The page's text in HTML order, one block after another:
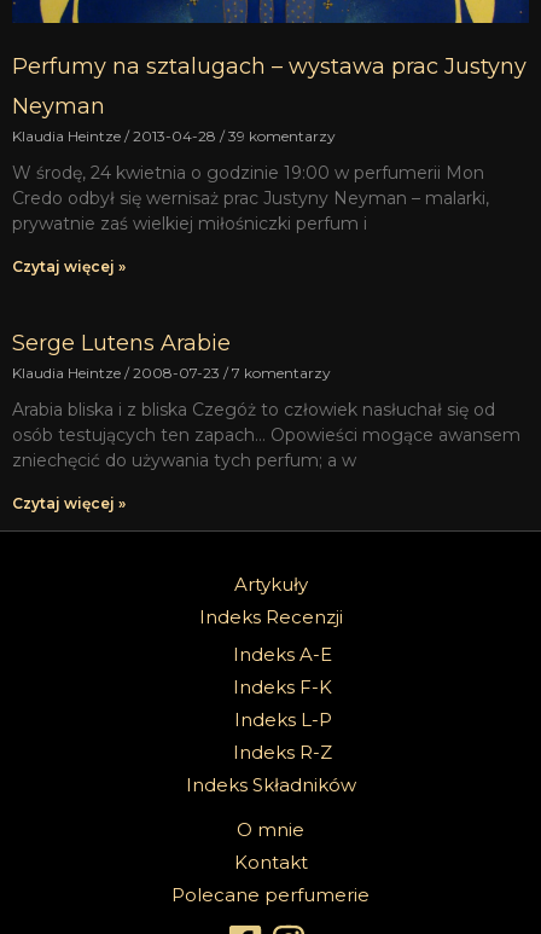
Perfumy na sztalugach – wystawa prac Justyny
Neyman
Klaudia Heintze 2013-04-28 39 komentarzy
W środę, 24 kwietnia o godzinie 19:00 w perfumerii Mon
Credo odbył się wernisaż prac Justyny Neyman – malarki,
prywatnie zaś wielkiej miłośniczki perfum i
Czytaj więcej »
Serge Lutens Arabie
Klaudia Heintze 2008-07-23 7 komentarzy
Arabia bliska i z bliska Czegóż to człowiek nasłuchał się od
osób testujących ten zapach… Opowieści mogące awansem
zniechęcić do używania tych perfum; a w
Czytaj więcej »
Artykuły
Indeks Recenzji
Indeks A-E
Indeks F-K
Indeks L-P
Indeks R-Z
Indeks Składników
O mnie
Kontakt
Polecane perfumerie